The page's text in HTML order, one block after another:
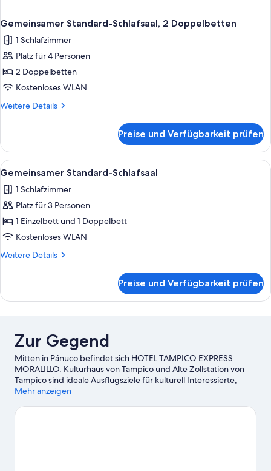
Gemeinsamer Standard-Schlafsaal, 2 Doppelbetten
1 Schlafzimmer
Platz für 4 Personen
2 Doppelbetten
Kostenloses WLAN
Weitere Details
Weitere
Standard-
Schlafsaal,
2 Doppelbetten
Preise und Verfügbarkeit prüfen
Alle
Fotos
für
Gemeinsamer
Standard-
Schlafsaal
anzeigen
Gemeinsamer Standard-Schlafsaal |
1
Gemeinsamer Standard-Schlafsaal
1 Schlafzimmer
Platz für 3 Personen
1 Einzelbett und 1 Doppelbett
Kostenloses WLAN
Weitere Details
Weitere
Standard-
Preise und Verfügbarkeit prüfen
Zur Gegend
Mitten in Pánuco befindet sich HOTEL TAMPICO EXPRESS
MORALILLO. Kulturhaus von Tampico und Alte Zollstation von
Tampico sind ideale Ausflugsziele für kulturell Interessierte,
während sich Folgendes zum Shoppen anbietet: Altama
möchtest deinen Aufenthalt in der Stadt mit dem Besuch eines
Mehr anzeigen